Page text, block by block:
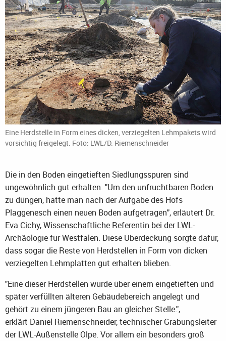
Eine Herdstelle in Form eines dicken, verziegelten Lehmpakets wird
vorsichtig freigelegt. Foto: LWL/D. Riemenschneider
Die in den Boden eingetieften Siedlungsspuren sind
ungewöhnlich gut erhalten. "Um den unfruchtbaren Boden
zu düngen, hatte man nach der Aufgabe des Hofs
Plaggenesch einen neuen Boden aufgetragen", erläutert Dr.
Eva Cichy, Wissenschaftliche Referentin bei der LWL-
Archäologie für Westfalen. Diese Überdeckung sorgte dafür,
dass sogar die Reste von Herdstellen in Form von dicken
verziegelten Lehmplatten gut erhalten blieben.
"Eine dieser Herdstellen wurde über einem eingetieften und
später verfüllten älteren Gebäudebereich angelegt und
gehört zu einem jüngeren Bau an gleicher Stelle.",
erklärt Daniel Riemenschneider, technischer Grabungsleiter
der LWL-Außenstelle Olpe. Vor allem ein besonders groß